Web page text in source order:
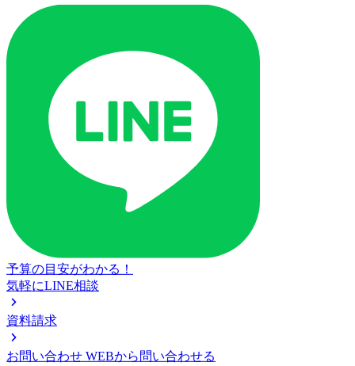
予算の目安がわかる！
気軽にLINE相談
資料請求
お問い合わせ WEBから問い合わせる